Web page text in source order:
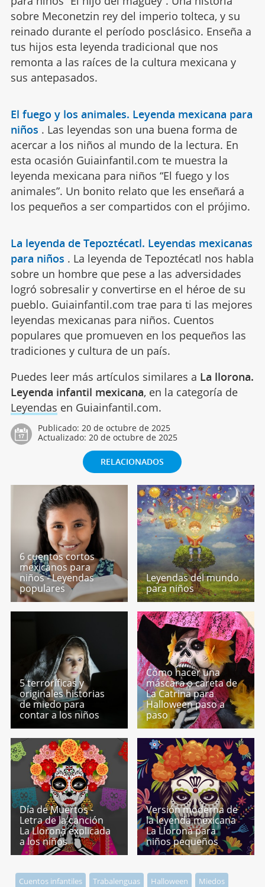
sobre Meconetzin rey del imperio tolteca, y su
reinado durante el período posclásico. Enseña a
tus hijos esta leyenda tradicional que nos
remonta a las raíces de la cultura mexicana y
sus antepasados.
El fuego y los animales. Leyenda mexicana para
niños . Las leyendas son una buena forma de
acercar a los niños al mundo de la lectura. En
esta ocasión Guiainfantil.com te muestra la
leyenda mexicana para niños “El fuego y los
animales”. Un bonito relato que les enseñará a
los pequeños a ser compartidos con el prójimo.
La leyenda de Tepoztécatl. Leyendas mexicanas
para niños . La leyenda de Tepoztécatl nos habla
sobre un hombre que pese a las adversidades
logró sobresalir y convertirse en el héroe de su
pueblo. Guiainfantil.com trae para ti las mejores
leyendas mexicanas para niños. Cuentos
populares que promueven en los pequeños las
tradiciones y cultura de un país.
Puedes leer más artículos similares a La llorona.
Leyenda infantil mexicana, en la categoría de
Leyendas en Guiainfantil.com.
Publicado: 20 de octubre de 2025
Actualizado: 20 de octubre de 2025
RELACIONADOS
6 cuentos cortos
mexicanos para
niños - Leyendas
populares
Leyendas del mundo
para niños
5 terroríficas y
originales historias
de miedo para
contar a los niños
Cómo hacer una
máscara o careta de
La Catrina para
Halloween paso a
paso
Día de Muertos -
Letra de la canción
La Llorona explicada
a los niños
Versión moderna de
la leyenda mexicana
La Llorona para
niños pequeños
Cuentos infantiles Trabalenguas Halloween Miedos